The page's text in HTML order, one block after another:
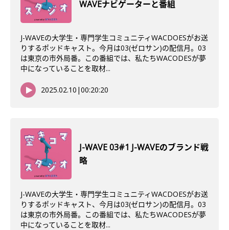
WAVEナビゲーターと番組
J-WAVEの大学生・専門学生コミュニティWACDOESがお送
りするポッドキャスト。今月は03(ゼロサン)の配信月。03
は東京の市外局番。この番組では、私たちWACODESが夢
中になっていることを取材...
2025.02.10 |00:20:20
J-WAVE 03#1 J-WAVEのブランド戦
略
J-WAVEの大学生・専門学生コミュニティWACDOESがお送
りするポッドキャスト、今月は03(ゼロサン)の配信月。03
は東京の市外局番。この番組では、私たちWACODESが夢
中になっていることを取材...